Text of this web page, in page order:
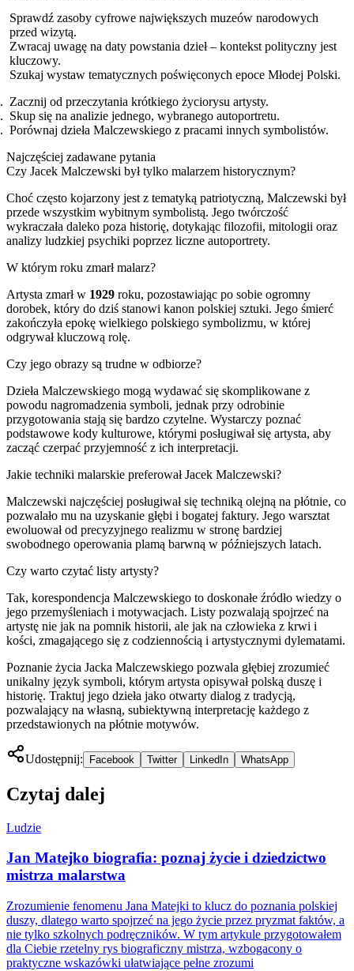
Sprawdź zasoby cyfrowe największych muzeów narodowych
przed wizytą.
Zwracaj uwagę na daty powstania dzieł – kontekst polityczny jest
kluczowy.
Szukaj wystaw tematycznych poświęconych epoce Młodej Polski.
Zacznij od przeczytania krótkiego życiorysu artysty.
Skup się na analizie jednego, wybranego autoportretu.
Porównaj dzieła Malczewskiego z pracami innych symbolistów.
Najczęściej zadawane pytania
Czy Jacek Malczewski był tylko malarzem historycznym?
Choć często kojarzony jest z tematyką patriotyczną, Malczewski był
przede wszystkim wybitnym symbolistą. Jego twórczość
wykraczała daleko poza historię, dotykając filozofii, mitologii oraz
analizy ludzkiej psychiki poprzez liczne autoportrety.
W którym roku zmarł malarz?
Artysta zmarł w 1929 roku, pozostawiając po sobie ogromny
dorobek, który do dziś stanowi kanon polskiej sztuki. Jego śmierć
zakończyła epokę wielkiego polskiego symbolizmu, w której
odgrywał kluczową rolę.
Czy jego obrazy są trudne w odbiorze?
Dzieła Malczewskiego mogą wydawać się skomplikowane z
powodu nagromadzenia symboli, jednak przy odrobinie
przygotowania stają się bardzo czytelne. Wystarczy poznać
podstawowe kody kulturowe, którymi posługiwał się artysta, aby
zacząć czerpać przyjemność z ich interpretacji.
Jakie techniki malarskie preferował Jacek Malczewski?
Malczewski najczęściej posługiwał się techniką olejną na płótnie, co
pozwalało mu na uzyskanie głębi i bogatej faktury. Jego warsztat
ewoluował od precyzyjnego realizmu w stronę bardziej
swobodnego operowania plamą barwną w późniejszych latach.
Czy warto czytać listy artysty?
Tak, korespondencja Malczewskiego to doskonałe źródło wiedzy o
jego przemyśleniach i motywacjach. Listy pozwalają spojrzeć na
artystę nie jak na pomnik historii, ale jak na człowieka z krwi i
kości, zmagającego się z codziennością i artystycznymi dylematami.
Poznanie życia Jacka Malczewskiego pozwala głębiej zrozumieć
unikalny język symboli, którym artysta opisywał polską duszę i
historię. Traktuj jego dzieła jako otwarty dialog z tradycją,
pozwalający na własną, subiektywną interpretację każdego z
przedstawionych na płótnie motywów.
Udostępnij: Facebook Twitter LinkedIn WhatsApp
Czytaj dalej
Ludzie
Jan Matejko biografia: poznaj życie i dziedzictwo
mistrza malarstwa
Zrozumienie fenomenu Jana Matejki to klucz do poznania polskiej
duszy, dlatego warto spojrzeć na jego życie przez pryzmat faktów, a
nie tylko szkolnych podręczników. W tym artykule przygotowałem
dla Ciebie rzetelny rys biograficzny mistrza, wzbogacony o
praktyczne wskazówki ułatwiające pełne zrozumi